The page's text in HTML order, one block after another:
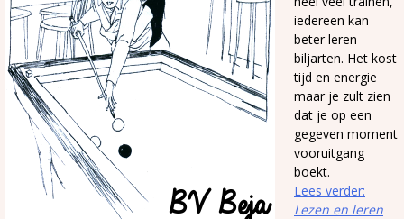
iedereen kan
beter leren
biljarten. Het kost
tijd en energie
maar je zult zien
dat je op een
gegeven moment
vooruitgang
boekt.
Lees verder:
Lezen en leren